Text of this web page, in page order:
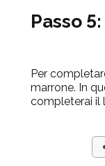
Passo 5:
Per
marrone. In
completerai il